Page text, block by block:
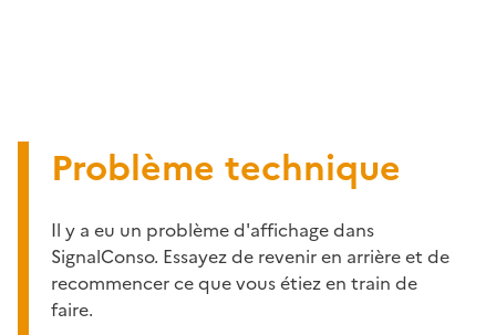
Problème technique
Il y a eu un problème d'affichage dans
SignalConso. Essayez de revenir en arrière et de
recommencer ce que vous étiez en train de
faire.